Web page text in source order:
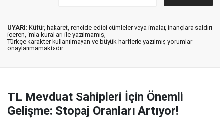
UYARI: Küfür, hakaret, rencide edici cümleler veya imalar, inançlara saldırı
içeren, imla kuralları ile yazılmamış,
Türkçe karakter kullanılmayan ve büyük harflerle yazılmış yorumlar
onaylanmamaktadır.
TL Mevduat Sahipleri İçin Önemli
Gelişme: Stopaj Oranları Artıyor!